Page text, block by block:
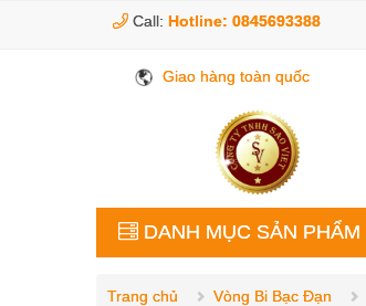
Call: Hotline: 0845693388
Giao hàng toàn quốc
DANH MỤC SẢN PHẨM
Trang chủ Vòng Bi Bạc Đạn